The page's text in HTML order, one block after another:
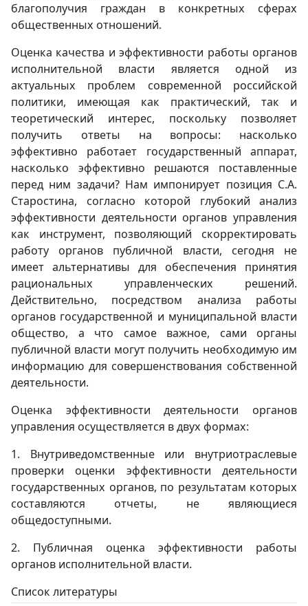
благополучия граждан в конкретных сферах
общественных отношений.
Оценка качества и эффективности работы органов
исполнительной власти является одной из
актуальных проблем современной российской
политики, имеющая как практический, так и
теоретический интерес, поскольку позволяет
получить ответы на вопросы: насколько
эффективно работает государственный аппарат,
насколько эффективно решаются поставленные
перед ним задачи? Нам импонирует позиция С.А.
Старостина, согласно которой глубокий анализ
эффективности деятельности органов управления
как инструмент, позволяющий скорректировать
работу органов публичной власти, сегодня не
имеет альтернативы для обеспечения принятия
рациональных управленческих решений.
Действительно, посредством анализа работы
органов государственной и муниципальной власти
общество, а что самое важное, сами органы
публичной власти могут получить необходимую им
информацию для совершенствования собственной
деятельности.
Оценка эффективности деятельности органов
управления осуществляется в двух формах:
1. Внутриведомственные или внутриотраслевые
проверки оценки эффективности деятельности
государственных органов, по результатам которых
составляются отчеты, не являющиеся
общедоступными.
2. Публичная оценка эффективности работы
органов исполнительной власти.
Список литературы